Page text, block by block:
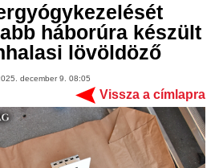
háborúra készült
lövöldöző
december 9. 08:05
Vissza a címlapra